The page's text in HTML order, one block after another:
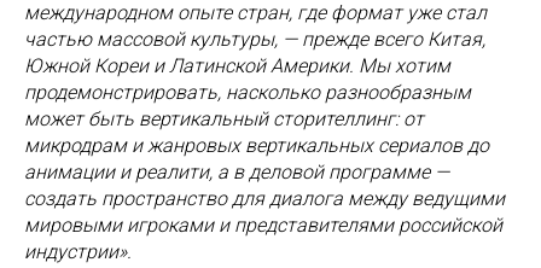
международном опыте стран, где формат уже стал
частью массовой культуры, — прежде всего Китая,
Южной Кореи и Латинской Америки. Мы хотим
продемонстрировать, насколько разнообразным
может быть вертикальный сторителлинг: от
микродрам и жанровых вертикальных сериалов до
анимации и реалити, а в деловой программе —
создать пространство для диалога между ведущими
мировыми игроками и представителями российской
индустрии».